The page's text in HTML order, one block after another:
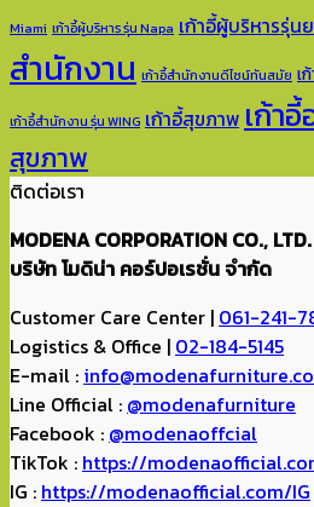
Miami เก้าอี้ผู้บริหาร รุ่น Napa เก้าอี้ผู้บริหารรุ่
สำนักงาน เก้าอี้สำนักงานดีไซน์ทันสมัย เ
เก้าอี้สำนักงาน รุ่น WING เก้าอี้สุขภาพ เก้า
สุขภาพ
ติดต่อเรา
MODENA CORPORATION CO., LTD.
บริษัท โมดิน่า คอร์ปอเรชั่น จำกัด
Customer Care Center | 061-241-
Logistics & Office | 02-184-5145
E-mail :
Line Official : @modenafurniture
Facebook : @modenaoffcial
TikTok : https://
IG : https://modenaofficial.com/IG